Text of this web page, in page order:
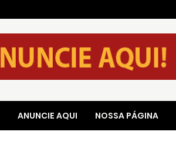
ANUNCIE AQUI NOSSA PÁGINA